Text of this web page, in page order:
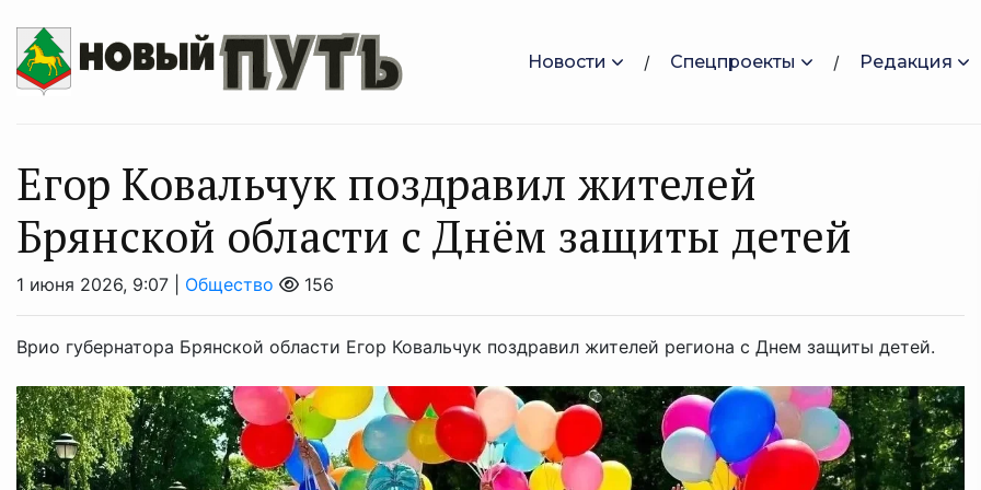
Новости Спецпроекты Редакция
Егор Ковальчук поздравил жителей
Брянской области с Днём защиты детей
1 июня 2026, 9:07 | Общество 156
Врио губернатора Брянской области Егор Ковальчук поздравил жителей региона с Днем защиты детей.